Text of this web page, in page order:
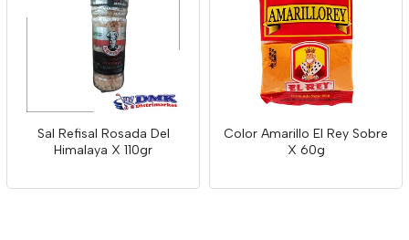
Sal Refisal Rosada Del
Himalaya X 110gr
Color Amarillo El Rey Sobre
X 60g